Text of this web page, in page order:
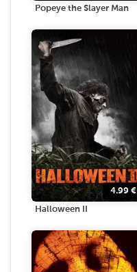
Popeye the Slayer Man
4.99 €
Halloween II